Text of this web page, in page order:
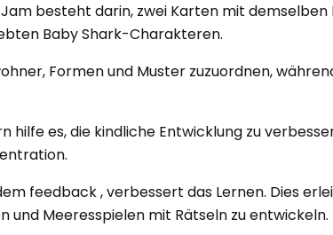
besteht darin, zwei Karten mit demselben
Baby Shark-Charakteren.
Formen und Muster zuzuordnen,
es, die kindliche Entwicklung zu
feedback , verbessert das Lernen. Dies
und Meeresspielen mit Rätseln zu entwickeln.